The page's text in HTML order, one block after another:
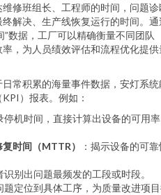
修班组长、工程师的时间，问题诊
解决、生产线恢复运行的时间。通
”数据，工厂可以精确衡量不同团队
率，为人员绩效评估和流程优化提
日常积累的海量事件数据，安灯系
）报表。例如：
停机时间，直接计算出设备的可用
时间（MTTR）
：揭示设备的可
识别出问题最频发的工段或时段。
题定位到具体工序，为质量改进项